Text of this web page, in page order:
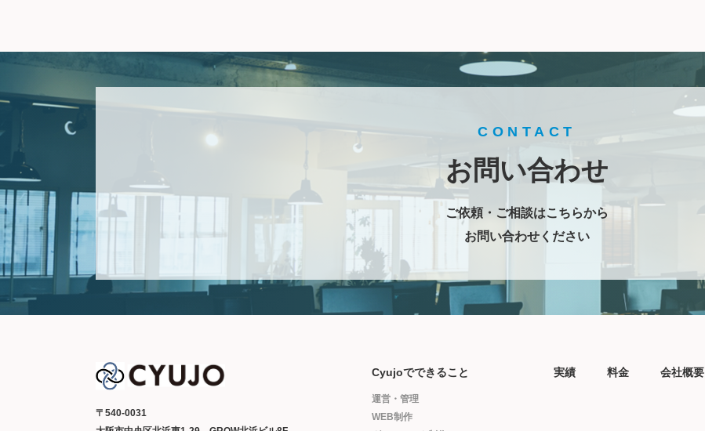
CONTACT
お問い合わせ
ご依頼・ご相談はこちらから
お問い合わせください
〒540-0031
Cyujoでできること
運営・管理
WEB制作
実績 料金 会社概要